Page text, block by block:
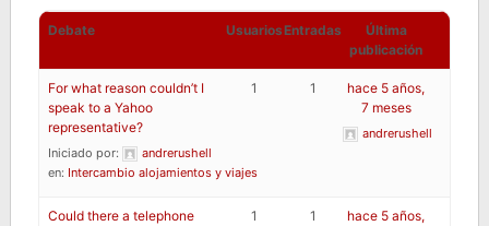
Debate Usuarios Entradas
Última
publicación
For what reason couldn’t I
speak to a Yahoo
representative?
Iniciado por:
andrerushell
en: Intercambio alojamientos y viajes
1 1
hace 5 años,
7 meses
andrerushell
Could there a telephone
1 1
hace 5 años,